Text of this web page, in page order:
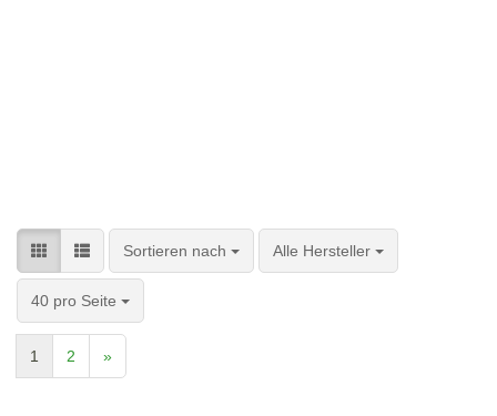
Sortieren nach
Sortieren nach Alle Hersteller
pro Seite
40 pro Seite
pro Seite
1 2 »